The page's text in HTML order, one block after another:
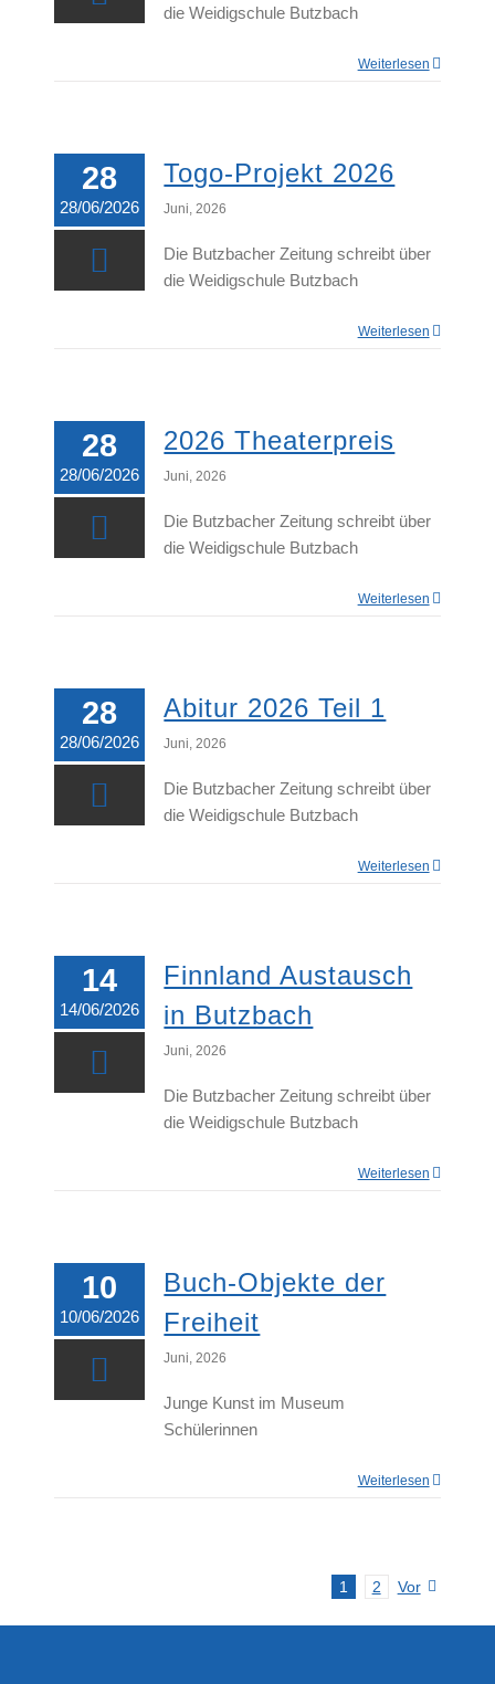
die Weidigschule Butzbach
Weiterlesen
28
28/06/2026
Togo-Projekt 2026
Juni, 2026
Die Butzbacher Zeitung schreibt über
die Weidigschule Butzbach
Weiterlesen
28
28/06/2026
2026 Theaterpreis
Juni, 2026
Die Butzbacher Zeitung schreibt über
die Weidigschule Butzbach
Weiterlesen
28
28/06/2026
Abitur 2026 Teil 1
Juni, 2026
Die Butzbacher Zeitung schreibt über
die Weidigschule Butzbach
Weiterlesen
14
14/06/2026
Finnland Austausch
in Butzbach
Juni, 2026
Die Butzbacher Zeitung schreibt über
die Weidigschule Butzbach
Weiterlesen
10
10/06/2026
Buch-Objekte der
Freiheit
Juni, 2026
Junge Kunst im Museum
Schülerinnen
Weiterlesen
1 2 Vor